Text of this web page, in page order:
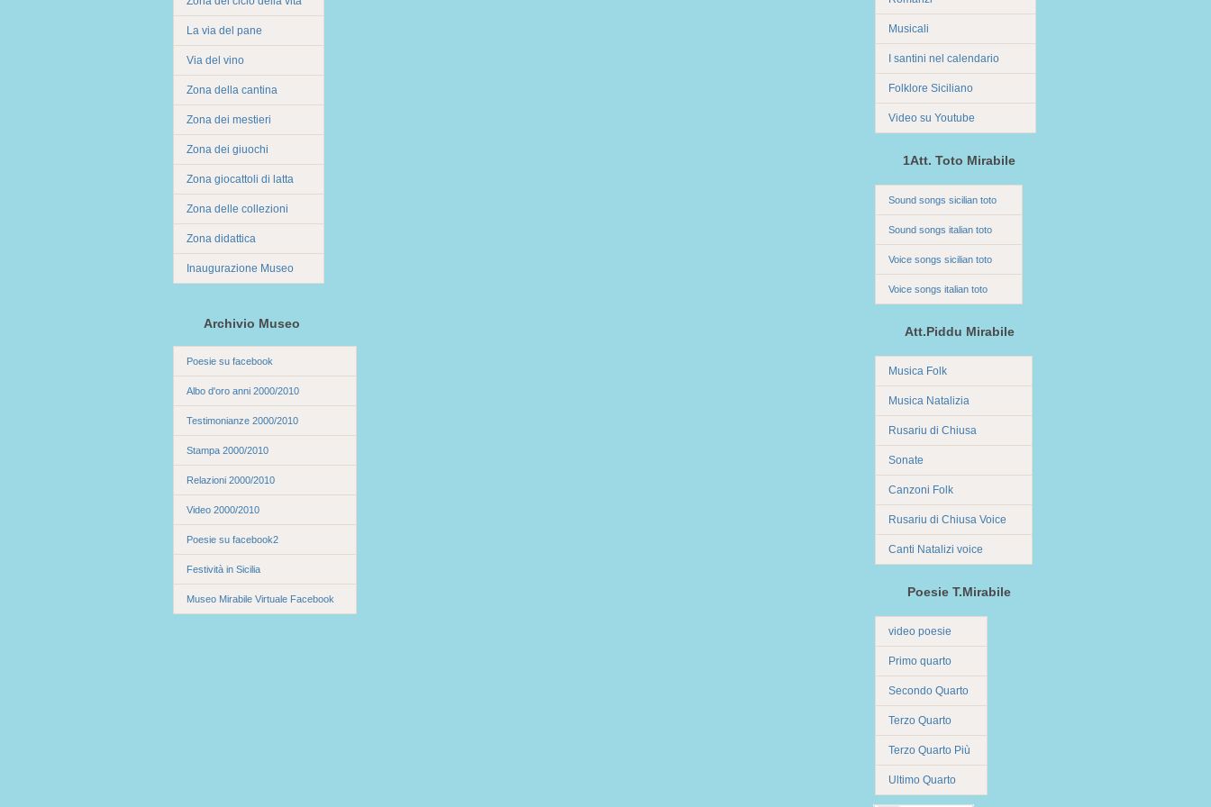
La via del pane
Via del vino
Zona della cantina
Zona dei mestieri
Zona dei giuochi
Zona giocattoli di latta
Zona delle collezioni
Zona didattica
Inaugurazione Museo
Archivio Museo
Poesie su facebook
Albo d'oro anni 2000/2010
Testimonianze 2000/2010
Stampa 2000/2010
Relazioni 2000/2010
Video 2000/2010
Poesie su facebook2
Festività in Sicilia
Museo Mirabile Virtuale Facebook
Musicali
I santini nel calendario
Folklore Siciliano
Video su Youtube
1Att. Toto Mirabile
Sound songs sicilian toto
Sound songs italian toto
Voice songs sicilian toto
Voice songs italian toto
Att.Piddu Mirabile
Musica Folk
Musica Natalizia
Rusariu di Chiusa
Sonate
Canzoni Folk
Rusariu di Chiusa Voice
Canti Natalizi voice
Poesie T.Mirabile
video poesie
Primo quarto
Secondo Quarto
Terzo Quarto
Terzo Quarto Più
Ultimo Quarto